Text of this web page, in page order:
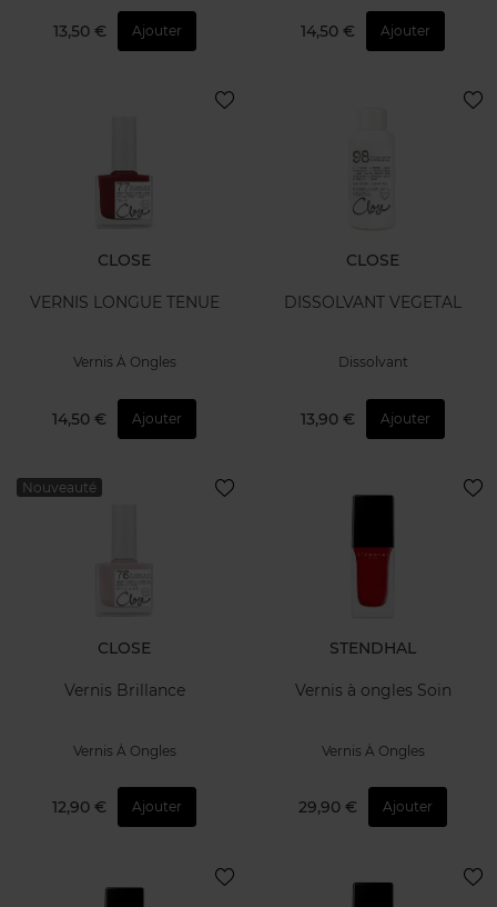
13,50 € Ajouter 14,50 € Ajouter
CLOSE
VERNIS LONGUE TENUE
Vernis À Ongles
14,50 € Ajouter
CLOSE
DISSOLVANT VEGETAL
Dissolvant
13,90 € Ajouter
Nouveauté
CLOSE
Vernis Brillance
Vernis À Ongles
12,90 € Ajouter
STENDHAL
Vernis à ongles Soin
Vernis À Ongles
29,90 € Ajouter